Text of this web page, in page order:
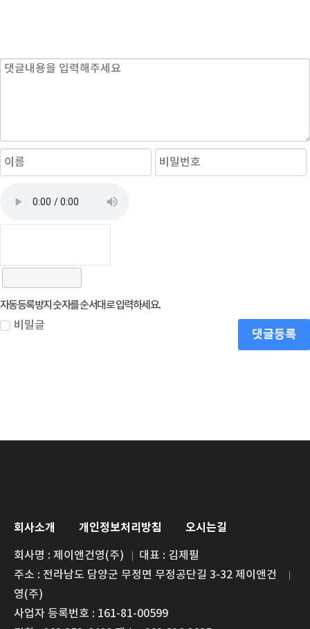
자동등록방지 숫자를 순서대로 입력하세요.
비밀글
댓글등록
회사소개 개인정보처리방침 오시는길
회사명 : 제이앤건영(주)
대표 : 김제필
주소 : 전라남도 담양군 무정면 무정공단길 3-32 제이앤건
영(주)
사업자 등록번호 : 161-81-00599